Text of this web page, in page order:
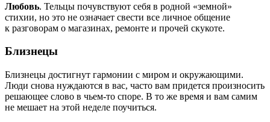
Любовь. Тельцы почувствуют себя в родной «земной»
стихии, но это не означает свести все личное общение
к разговорам о магазинах, ремонте и прочей скукоте.
Близнецы
Близнецы достигнут гармонии с миром и окружающими.
Люди снова нуждаются в вас, часто вам придется произносить
решающее слово в чьем-то споре. В то же время и вам самим
не мешает на этой неделе поучиться.